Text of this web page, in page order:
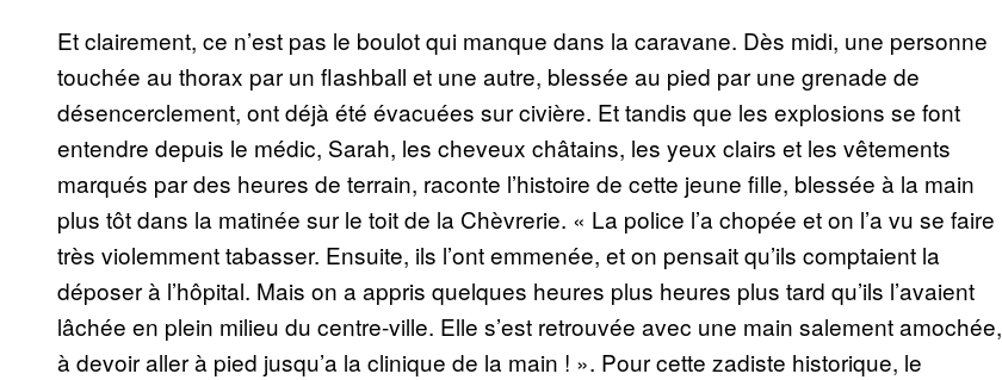
Et clairement, ce n’est pas le boulot qui manque dans la caravane. Dès midi, une personne
touchée au thorax par un flashball et une autre, blessée au pied par une grenade de
désencerclement, ont déjà été évacuées sur civière. Et tandis que les explosions se font
entendre depuis le médic, Sarah, les cheveux châtains, les yeux clairs et les vêtements
marqués par des heures de terrain, raconte l’histoire de cette jeune fille, blessée à la main
plus tôt dans la matinée sur le toit de la Chèvrerie. « La police l’a chopée et on l’a vu se faire
très violemment tabasser. Ensuite, ils l’ont emmenée, et on pensait qu’ils comptaient la
déposer à l’hôpital. Mais on a appris quelques heures plus heures plus tard qu’ils l’avaient
lâchée en plein milieu du centre-ville. Elle s’est retrouvée avec une main salement amochée,
à devoir aller à pied jusqu’a la clinique de la main ! ». Pour cette zadiste historique, le